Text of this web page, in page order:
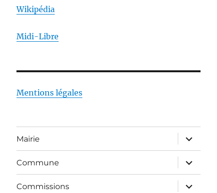
Wikipédia
Midi-Libre
Mentions légales
Mairie
ouvrir
le
sous-
menu
Commune
ouvrir
le
sous-
menu
Commissions
ouvrir